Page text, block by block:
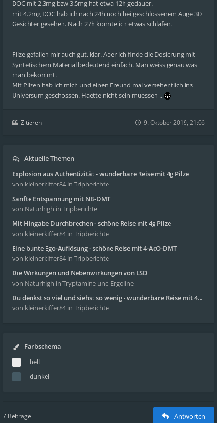
DOC mit 2.3mg bzw 3.5mg hat etwa 12h gedauer.
mit 4.2mg DOC hab ich nach 24h noch bei geschlossenem Auge 3D
Gesichter gesehen. Nach 27h konnte ich etwas schlafen.
Pilze gefallen mir auch gut, klar. Aber ich finde die Dosierung mit
Syntetischem Material bedeutend einfach. Man weiss genau was
man bekommt.
Mit Pilzen hab ich mich und einen Freund mal versehentlich ins
Universum geschossen. Haette nicht sein muessen ..
Zitieren 9. Oktober 2019, 21:06
Aktuelle Themen
Explosion aus Authentizität - wunderbare Reise mit 4g Pilze
von kleinerkiffer84 in Tripberichte
Sanfte Entspannung mit NB-DMT
von Naturhigh in Tripberichte
Mit Hingabe Durchbrechen - schöne Reise mit 4g Pilze
von kleinerkiffer84 in Tripberichte
Eine bunte Ego-Auflösung - schöne Reise mit 4-AcO-DMT
von kleinerkiffer84 in Tripberichte
Die Wirkungen und Nebenwirkungen von LSD
von Naturhigh in Tryptamine und Ergoline
Du denkst so viel und siehst so wenig - wunderbare Reise mit 4g Pilze
von kleinerkiffer84 in Tripberichte
Farbschema
hell
dunkel
7 Beiträge Antworten